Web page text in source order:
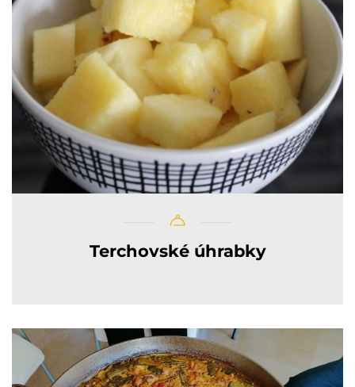
Terchovské úhrabky